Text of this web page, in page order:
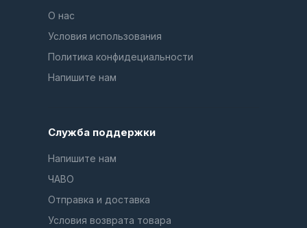
О нас
Условия использования
Политика конфидециальности
Напишите нам
Служба поддержки
Напишите нам
ЧАВО
Отправка и доставка
Условия возврата товара